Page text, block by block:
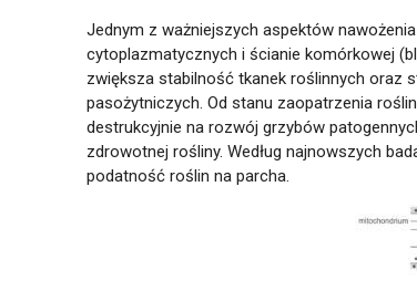
Jednym z ważniejszych aspektów
cytoplazmatycznych i ścianie komórkowej
zwiększa stabilność tkanek roślinnych oraz
pasożytniczych. Od stanu zaopatrzenia
destrukcyjnie na rozwój grzybów
zdrowotnej rośliny. Według najnowszych
podatność roślin na parcha.